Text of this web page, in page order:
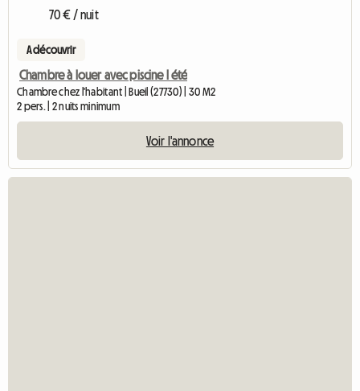
70 € / nuit
A découvrir
Chambre à louer avec piscine l été
Chambre chez l'habitant | Bueil (27730) | 30 M2
2 pers. | 2 nuits minimum
Voir l'annonce